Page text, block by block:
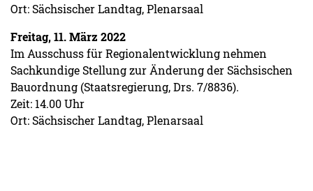
Ort: Sächsischer Landtag, Plenarsaal
Freitag, 11. März 2022
Im Ausschuss für Regionalentwicklung nehmen
Sachkundige Stellung zur Änderung der Sächsischen
Bauordnung (Staatsregierung, Drs. 7/8836).
Zeit: 14.00 Uhr
Ort: Sächsischer Landtag, Plenarsaal